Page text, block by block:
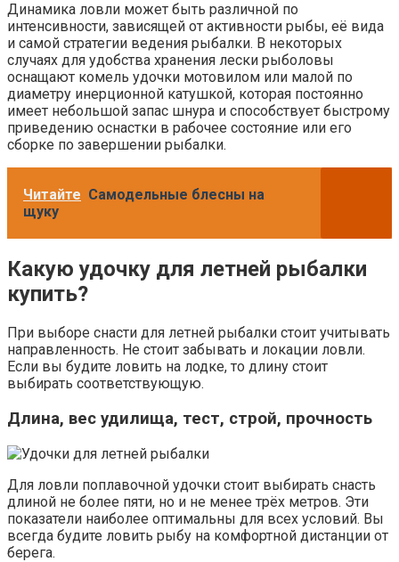
Динамика ловли может быть различной по
интенсивности, зависящей от активности рыбы, её вида
и самой стратегии ведения рыбалки. В некоторых
случаях для удобства хранения лески рыболовы
оснащают комель удочки мотовилом или малой по
диаметру инерционной катушкой, которая постоянно
имеет небольшой запас шнура и способствует быстрому
приведению оснастки в рабочее состояние или его
сборке по завершении рыбалки.
Читайте Самодельные блесны на
щуку
Какую удочку для летней рыбалки
купить?
При выборе снасти для летней рыбалки стоит учитывать
направленность. Не стоит забывать и локации ловли.
Если вы будите ловить на лодке, то длину стоит
выбирать соответствующую.
Длина, вес удилища, тест, строй, прочность
Для ловли поплавочной удочки стоит выбирать снасть
длиной не более пяти, но и не менее трёх метров. Эти
показатели наиболее оптимальны для всех условий. Вы
всегда будите ловить рыбу на комфортной дистанции от
берега.